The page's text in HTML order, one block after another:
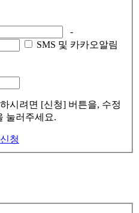
-
SMS 및 카카오알림
시려면 [신청] 버튼을, 수정
눌러주세요.
신청